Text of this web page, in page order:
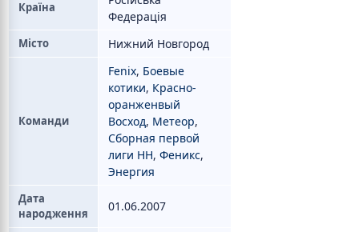
Країна
Федерація
Місто Нижний Новгород
Команди
Fenix, Боевые
котики, Красно-
оранженвый
Восход, Метеор,
Сборная первой
лиги НН, Феникс,
Энергия
Дата
народження
01.06.2007